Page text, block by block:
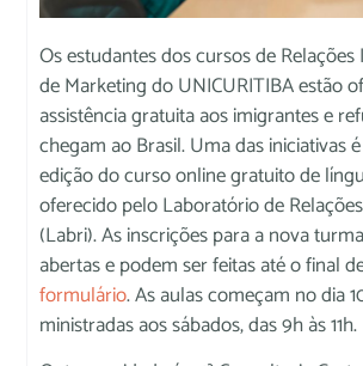
Os estudantes dos cursos de
de Marketing do UNICURITIBA estão
assistência gratuita aos imigrantes e
chegam ao Brasil. Uma das iniciativas
edição do curso online gratuito de
oferecido pelo Laboratório de
(Labri). As inscrições para a nova
abertas e podem ser feitas até o final
formulário. As aulas começam no dia
ministradas aos sábados, das 9h às 11h.